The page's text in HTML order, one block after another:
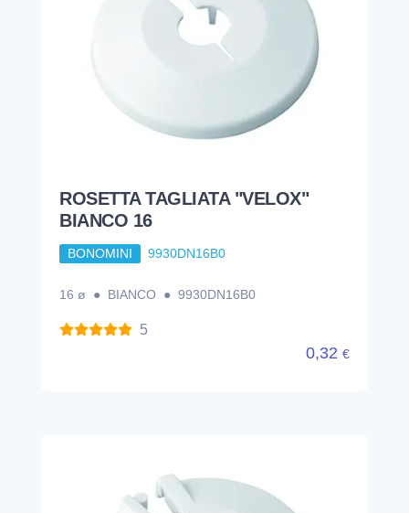
ROSETTA TAGLIATA "VELOX"
BIANCO 16
BONOMINI 9930DN16B0
16 ø ● BIANCO ● 9930DN16B0
5
0,32 €